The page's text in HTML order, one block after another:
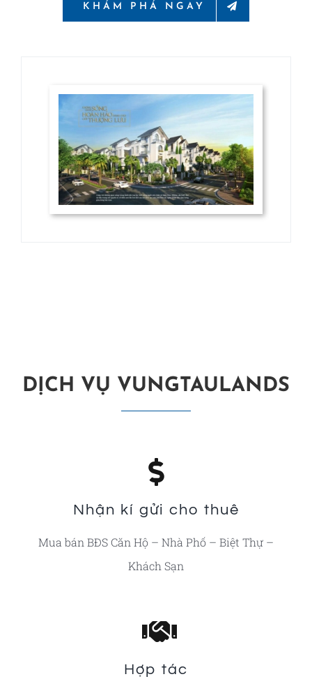
KHÁM PHÁ NGAY
DỊCH VỤ VUNGTAULANDS
Nhận kí gửi cho thuê
Mua bán BĐS Căn Hộ – Nhà Phố – Biệt Thự –
Khách Sạn
Hợp tác